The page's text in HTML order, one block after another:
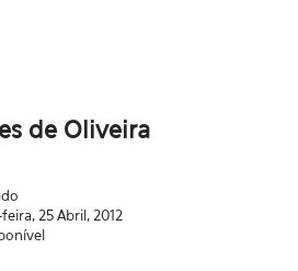
de Oliveira
25 Abril, 2012